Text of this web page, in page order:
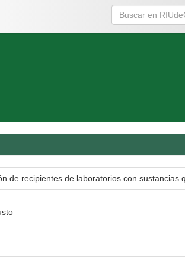
de recipientes de laboratorios con sustancias